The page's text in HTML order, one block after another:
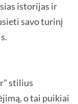
istorijas ir
savo turinį
stilius
o tai puikiai